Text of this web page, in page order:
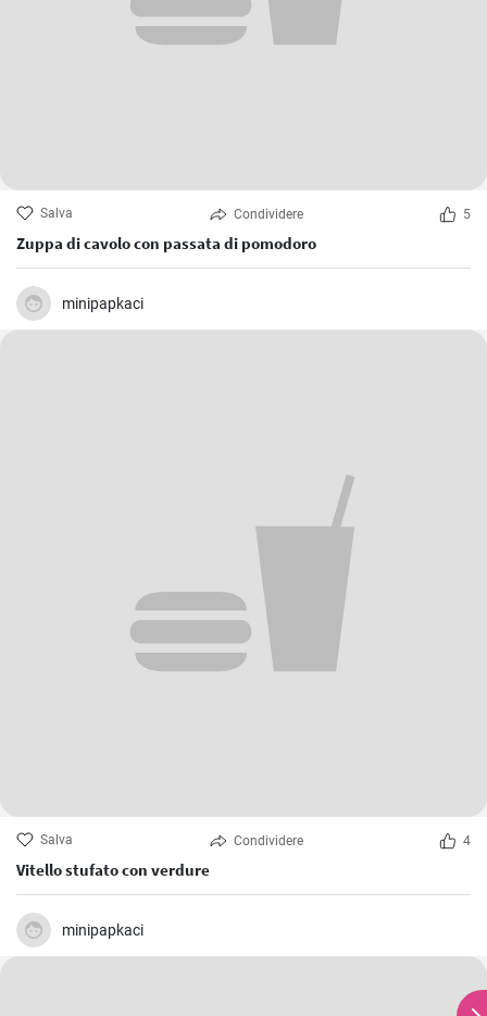
Salva Condividere 5
Zuppa di cavolo con passata di pomodoro
minipapkaci
Salva Condividere 4
Vitello stufato con verdure
minipapkaci